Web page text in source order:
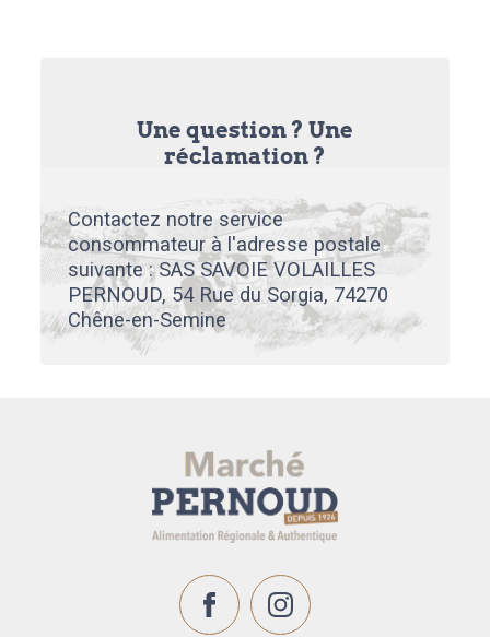
Une question ? Une
réclamation ?
Contactez notre service
consommateur à l'adresse postale
suivante : SAS SAVOIE VOLAILLES
PERNOUD, 54 Rue du Sorgia, 74270
Chêne-en-Semine